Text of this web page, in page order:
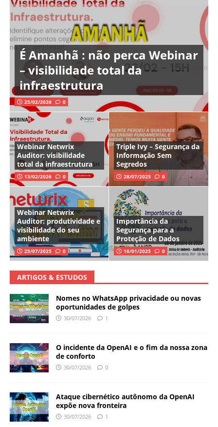
É Amanhã : não perca Webinar
– visibilidade total da
infraestrutura
25/02/2026 0
Webinar Netwrix
Auditor: visibilidade
total da infraestrutura
13/02/2026 0
Triple Ivy – Segurança da
Informação Sem
Segredos
28/07/2025 0
Webinar Netwrix
Auditor: produtividade e
visibilidade do seu
ambiente
25/07/2025 0
Importância da
Segurança para a
Proteção de Dados
16/01/2025 0
ARTIGOS & ESTUDOS
Nomes no WhatsApp privacidade ou novas
oportunidades de golpes
30/07/2026 1
O incidente da OpenAI e o fim da nossa zona
de conforto
30/07/2026 0
Ataque cibernético autônomo da OpenAI
expõe nova fronteira
30/07/2026 1